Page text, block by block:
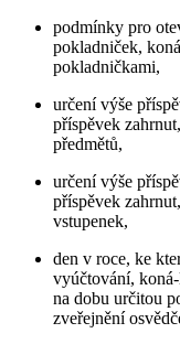
podmínky pro
pokladniček,
pokladničkami,
určení výše
příspěvek
předmětů,
určení výše
příspěvek
vstupenek,
den v roce, ke
vyúčtování,
na dobu určitou
zveřejnění